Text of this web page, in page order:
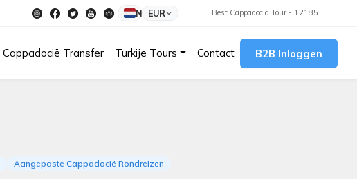
NL EUR Best Cappadocia Tour - 12185
Cappadocië Transfer Turkije Tours Contact B2B Inloggen
Aangepaste Cappadocië Rondreizen